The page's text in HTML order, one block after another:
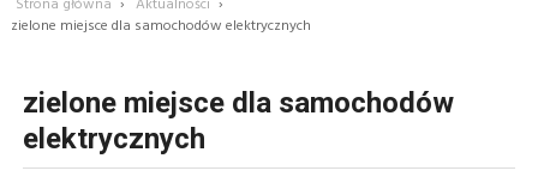
zielone miejsce dla samochodów elektrycznych
zielone miejsce dla samochodów
elektrycznych